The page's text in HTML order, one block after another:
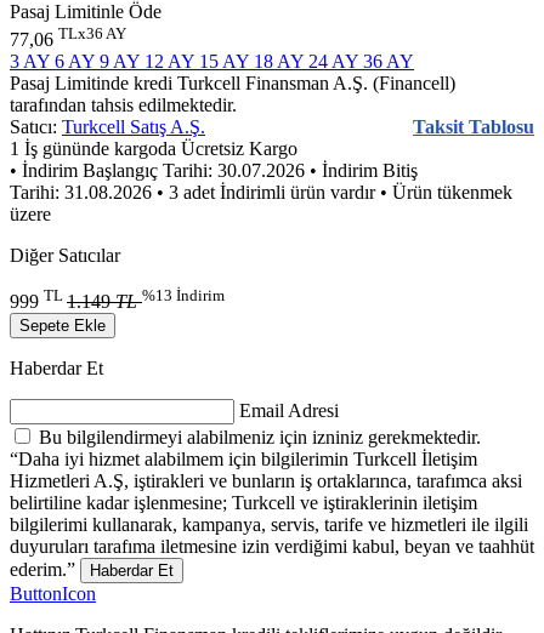
Pasaj Limitinle Öde
77,06 TLx36 AY
3 AY 6 AY 9 AY 12 AY 15 AY 18 AY 24 AY 36 AY
Pasaj Limitinde kredi Turkcell Finansman A.Ş. (Financell)
tarafından tahsis edilmektedir.
Satıcı: Turkcell Satış A.Ş.
Taksit Tablosu
1 İş gününde kargoda Ücretsiz Kargo
• İndirim Başlangıç Tarihi: 30.07.2026 • İndirim Bitiş
Tarihi: 31.08.2026 • 3 adet İndirimli ürün vardır • Ürün tükenmek
üzere
Diğer Satıcılar
999 TL 1.149TL%13 İndirim
Sepete Ekle
Haberdar Et
Email Adresi
Bu bilgilendirmeyi alabilmeniz için izniniz gerekmektedir.
“Daha iyi hizmet alabilmem için bilgilerimin Turkcell İletişim
Hizmetleri A.Ş, iştirakleri ve bunların iş ortaklarınca, tarafımca aksi
belirtiline kadar işlenmesine; Turkcell ve iştiraklerinin iletişim
bilgilerimi kullanarak, kampanya, servis, tarife ve hizmetleri ile ilgili
duyuruları tarafıma iletmesine izin verdiğimi kabul, beyan ve taahhüt
ederim.”
Haberdar Et
ButtonIcon